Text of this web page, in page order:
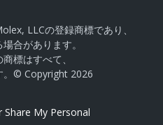
LLCの登録商標であり、
合があります。
標はすべて、
。© Copyright 2026
My Personal